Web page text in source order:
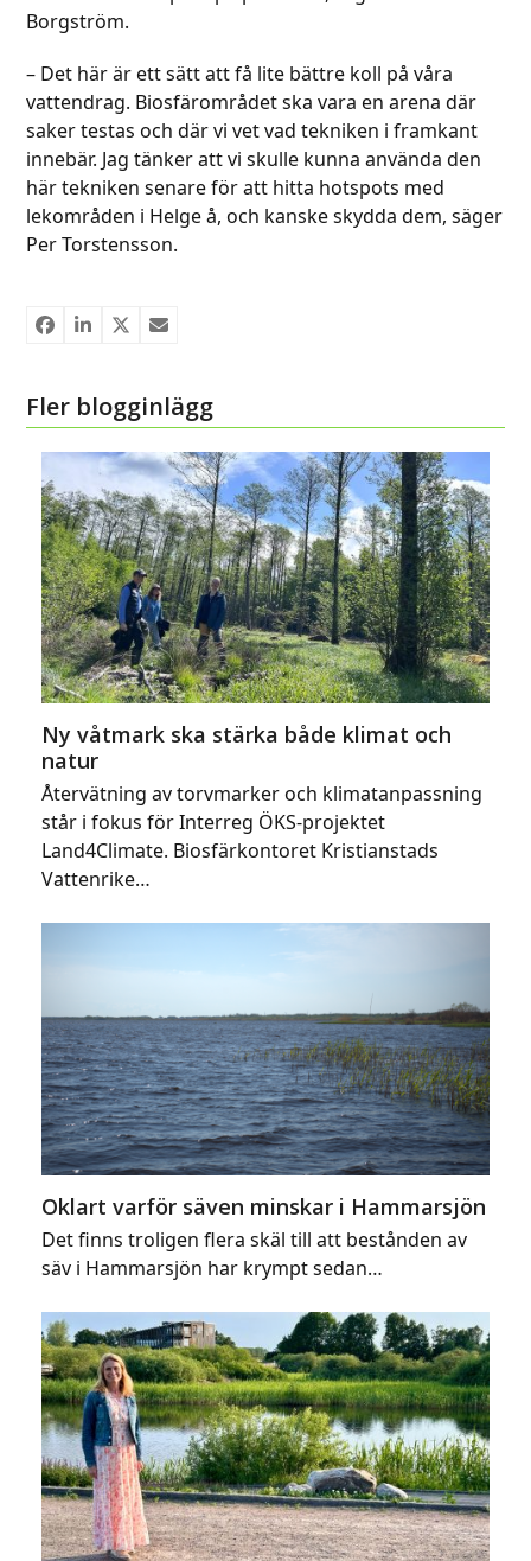
Borgström.
– Det här är ett sätt att få lite bättre koll på våra
vattendrag. Biosfärområdet ska vara en arena där
saker testas och där vi vet vad tekniken i framkant
innebär. Jag tänker att vi skulle kunna använda den
här tekniken senare för att hitta hotspots med
lekområden i Helge å, och kanske skydda dem, säger
Per Torstensson.
Fler blogginlägg
Ny våtmark ska stärka både klimat och
natur
Återvätning av torvmarker och klimatanpassning
står i fokus för Interreg ÖKS-projektet
Land4Climate. Biosfärkontoret Kristianstads
Vattenrike…
Oklart varför säven minskar i Hammarsjön
Det finns troligen flera skäl till att bestånden av
säv i Hammarsjön har krympt sedan…